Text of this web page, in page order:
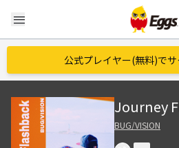
menu
公式プレイヤー(無料)で
Journey
BUG/VISION